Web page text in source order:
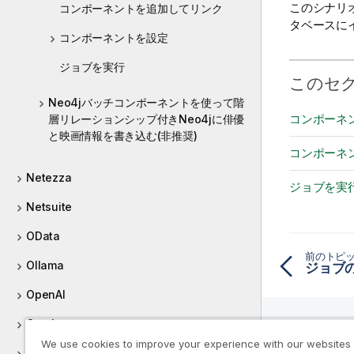
コンポーネントを追加してリンク
コンポーネントを設定
ジョブを実行
Neo4jバッチコンポーネントを使って階
層リレーションシップ付きNeo4jに俳優
と映画情報を書き込む(非推奨)
Netezza
Netsuite
OData
Ollama
OpenAI
Oracle
l
i
y
-
o
t
e
このシナリ
タベースに
このセ
コンポーネ
コンポーネ
ジョブを実
前のトピ
ジョブ
We use cookies to improve your experience with our websites